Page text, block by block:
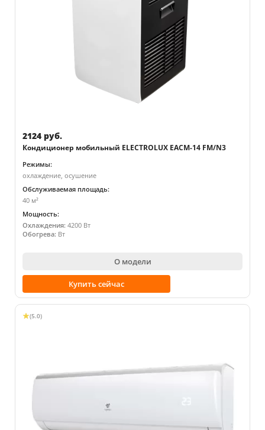
2124 руб.
Кондиционер мобильный ELECTROLUX EACM-14 FM/N3
Режимы:
охлаждение, осушение
Обслуживаемая площадь:
40 м²
Мощность:
Охлаждения: 4200 Вт
Обогрева: Вт
О модели
Купить сейчас
(5.0)